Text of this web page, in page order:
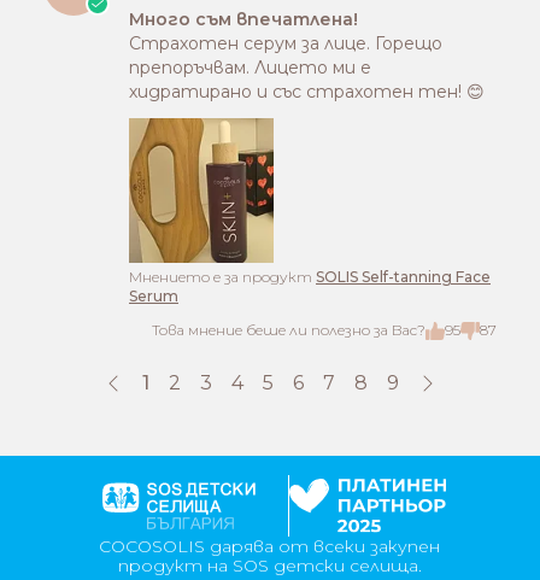
Много съм впечатлена!
Страхотен серум за лице. Горещо
препоръчвам. Лицето ми е
хидратирано и със страхотен тен! 😊
Mнението е за продукт SOLIS Self-tanning Face
Serum
Това мнение беше ли полезно за Вас?
95 87
1 2 3 4 5 6 7 8 9
COCOSOLIS дарява от всеки закупен
продукт на SOS детски селища.